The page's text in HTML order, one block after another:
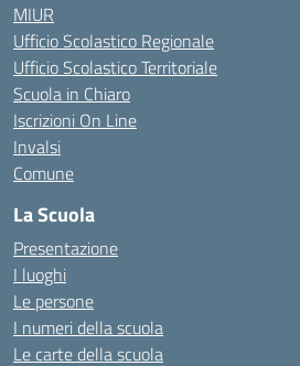
MIUR
Ufficio Scolastico Regionale
Ufficio Scolastico Territoriale
Scuola in Chiaro
Iscrizioni On Line
Invalsi
Comune
La Scuola
Presentazione
I luoghi
Le persone
I numeri della scuola
Le carte della scuola